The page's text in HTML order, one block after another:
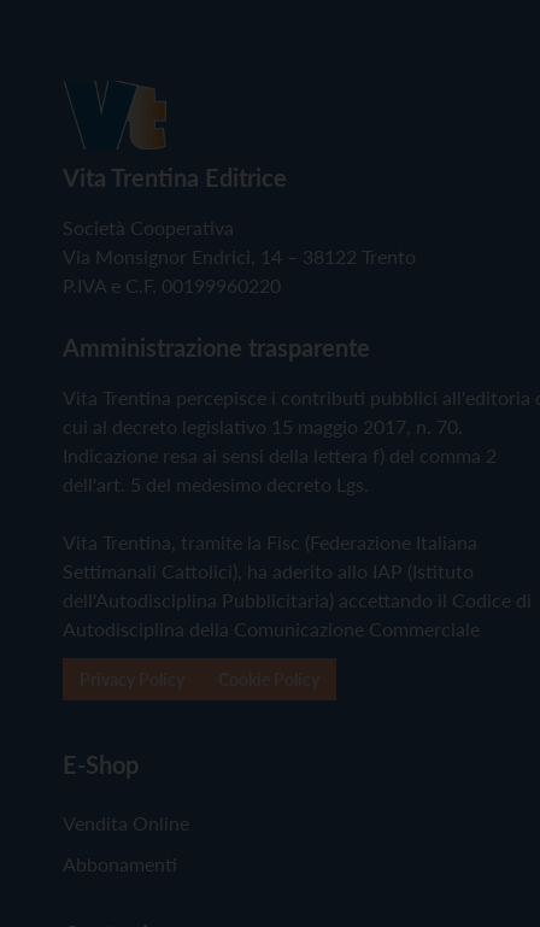
Vita Trentina Editrice
Società Cooperativa
Via Monsignor Endrici, 14 – 38122 Trento
P.IVA e C.F. 00199960220
Amministrazione trasparente
Vita Trentina percepisce i contributi pubblici all'editoria
cui al decreto legislativo 15 maggio 2017, n. 70.
Indicazione resa ai sensi della lettera f) del comma 2
dell'art. 5 del medesimo decreto Lgs.
Vita Trentina, tramite la Fisc (Federazione Italiana
Settimanali Cattolici), ha aderito allo IAP (Istituto
dell'Autodisciplina Pubblicitaria) accettando il Codice di
Autodisciplina della Comunicazione Commerciale
E-Shop
Vendita Online
Abbonamenti